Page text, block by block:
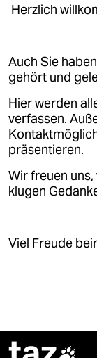
Herzlich
Auch Sie
gehört und
Hier werden
verfassen.
präsentieren.
Wir freuen
klugen
Viel Freude